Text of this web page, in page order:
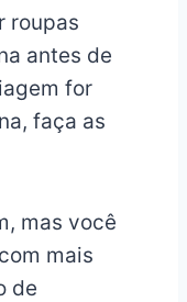
roupas
antes de
for
faça as
mas você
mais
de